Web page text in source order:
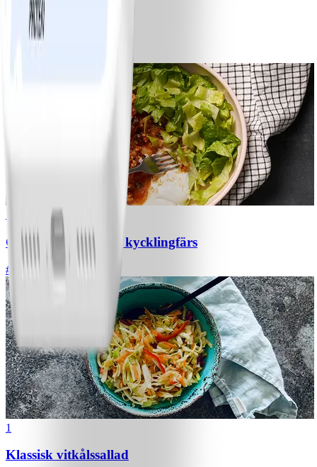
Bananpannkakor
Chili con carne med kycklingfärs
# Lätt
1
Klassisk vitkålssallad